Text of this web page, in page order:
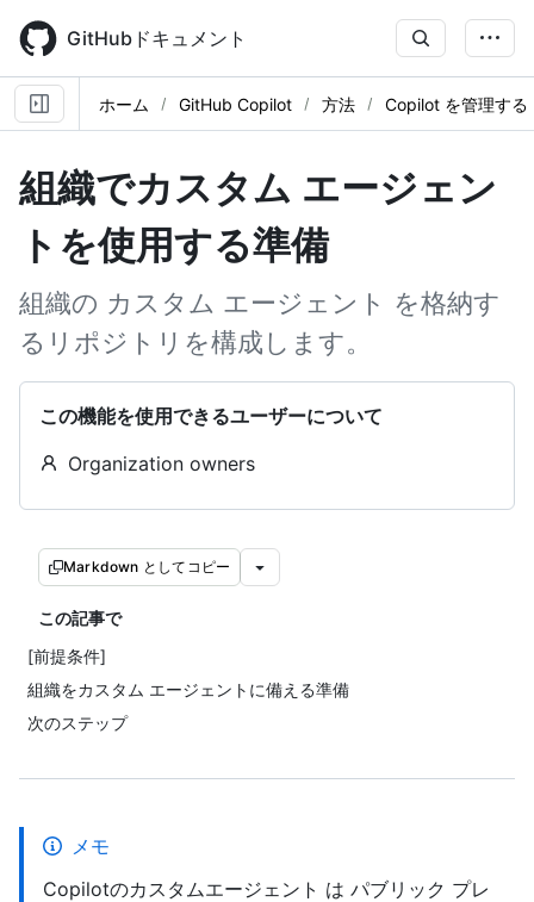
main
content
GitHubドキュメント
ホーム GitHub Copilot 方法 Copilot を管理する
組織でカスタム エージェン
トを使用する準備
組織の カスタム エージェント を格納す
るリポジトリを構成します。
この機能を使用できるユーザーについて
Organization owners
Markdown としてコピー
この記事で
[前提条件]
組織をカスタム エージェントに備える準備
次のステップ
メモ
Copilotのカスタムエージェント は パブリック プレ